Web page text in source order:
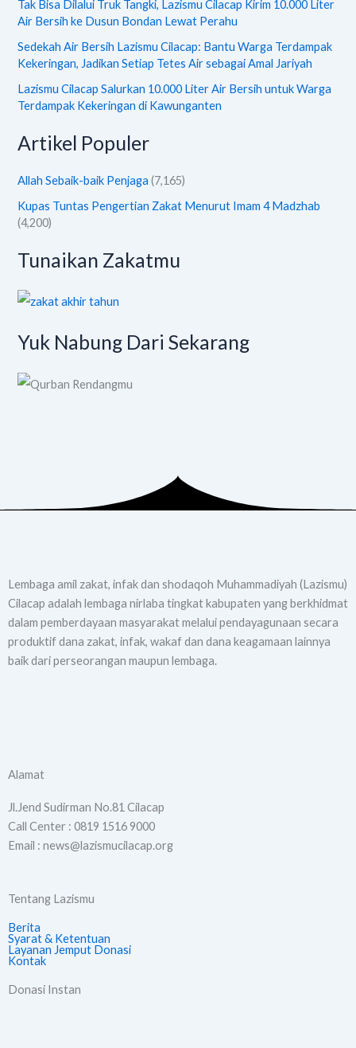
Tak Bisa Dilalui Truk Tangki, Lazismu Cilacap Kirim 10.000 Liter
Air Bersih ke Dusun Bondan Lewat Perahu
Sedekah Air Bersih Lazismu Cilacap: Bantu Warga Terdampak
Kekeringan, Jadikan Setiap Tetes Air sebagai Amal Jariyah
Lazismu Cilacap Salurkan 10.000 Liter Air Bersih untuk Warga
Terdampak Kekeringan di Kawunganten
Artikel Populer
Allah Sebaik-baik Penjaga (7,165)
Kupas Tuntas Pengertian Zakat Menurut Imam 4 Madzhab
(4,200)
Tunaikan Zakatmu
Yuk Nabung Dari Sekarang
Lembaga amil zakat, infak dan shodaqoh Muhammadiyah (Lazismu)
Cilacap adalah lembaga nirlaba tingkat kabupaten yang berkhidmat
dalam pemberdayaan masyarakat melalui pendayagunaan secara
produktif dana zakat, infak, wakaf dan dana keagamaan lainnya
baik dari perseorangan maupun lembaga.
a
c
e
b
o
o
k
s
t
a
g
r
a
u
t
e
Alamat
Jl.Jend Sudirman No.81 Cilacap
Call Center : 0819 1516 9000
Email : news@lazismucilacap.org
Tentang Lazismu
Berita
Syarat & Ketentuan
Layanan Jemput Donasi
Kontak
Donasi Instan